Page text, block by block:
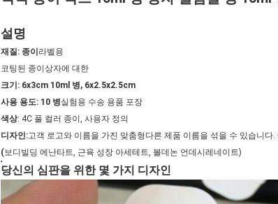
설명
재질: 종이 라벨용
코팅된 종이 상자에 대한
크기: 6x3cm 10ml 병, 6x2.5x2.5cm
사용 용도: 10 병실험용 수송 용품 포장
색상: 4C 풀 컬러 종이, 사용자 정의
디자인:고객 로고와 이름을 가진 맞춤형다른 제품 이름을 섞을 수 있습니
(보디빌딩 에난타트, 근육 성장 아세테트, 볼데논 언데시레네이트)
당신의 심판을 위한 몇 가지 디자인